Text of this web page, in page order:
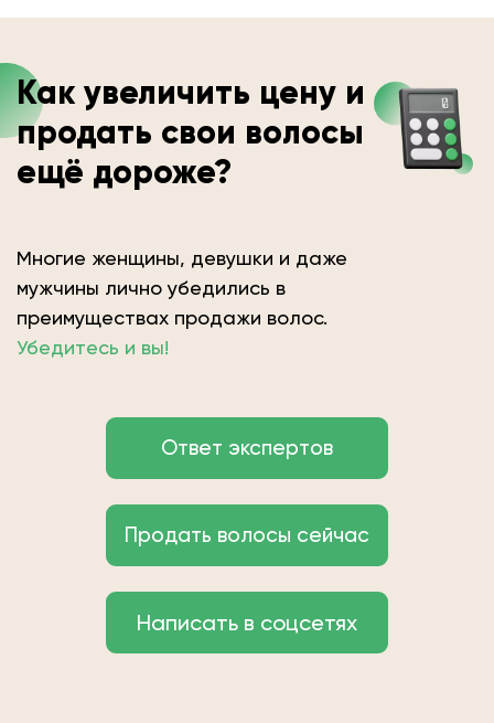
Как увеличить цену и
продать свои волосы
ещё дороже?
Многие женщины, девушки и даже
мужчины лично убедились в
преимуществах продажи волос.
Убедитесь и вы!
Ответ экспертов
Продать волосы сейчас
Написать в соцсетях